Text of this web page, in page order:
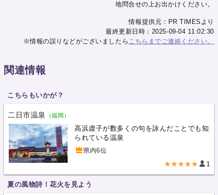
地問合せの上お出かけください。
情報提供元：PR TIMESより
最終更新日時：2025-09-04 11:02:30
※情報の誤りなどがございましたら こちらまでご連絡ください。
関連情報
こちらもいかが？
二日市温泉 （福岡）
高浜虚子が数多くの句を詠んだことでも知
られている温泉
県内6位
★★★★★ 1
夏の風物詩！花火を見よう